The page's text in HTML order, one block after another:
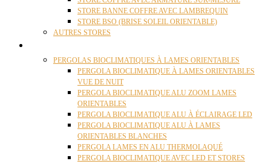
STORE BANNE COFFRE AVEC LAMBREQUIN
STORE BSO (BRISE SOLEIL ORIENTABLE)
AUTRES STORES
PERGOLAS BIOCLIMATIQUES À LAMES ORIENTABLES
PERGOLA BIOCLIMATIQUE À LAMES ORIENTABLES
VUE DE NUIT
PERGOLA BIOCLIMATIQUE ALU ZOOM LAMES
ORIENTABLES
PERGOLA BIOCLIMATIQUE ALU À ÉCLAIRAGE LED
PERGOLA BIOCLIMATIQUE ALU À LAMES
ORIENTABLES BLANCHES
PERGOLA LAMES EN ALU THERMOLAQUÉ
PERGOLA BIOCLIMATIQUE AVEC LED ET STORES